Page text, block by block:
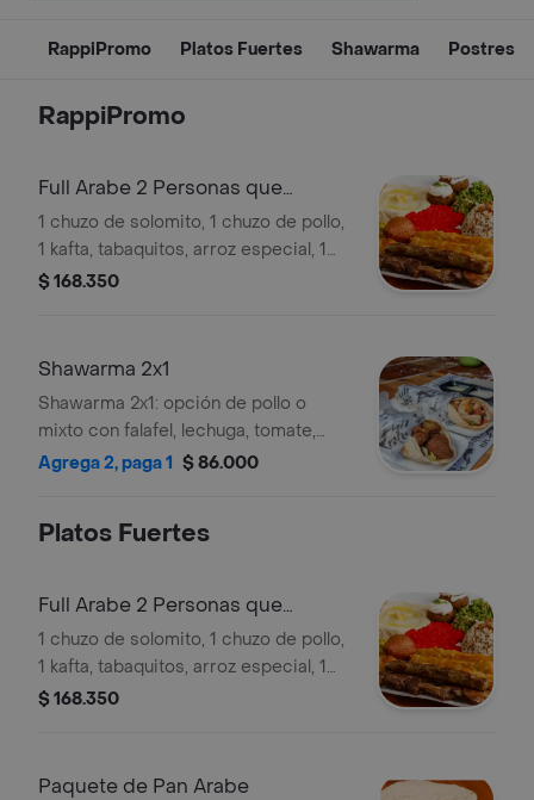
RappiPromo Platos Fuertes Shawarma Postres
RappiPromo
Full Arabe 2 Personas que
Contiene:
1 chuzo de solomito, 1 chuzo de pollo,
1 kafta, tabaquitos, arroz especial, 1
kibbe, 2 falafel, ensalada tabule, salsas
$ 168.350
Shawarma 2x1
Shawarma 2x1: opción de pollo o
mixto con falafel, lechuga, tomate,
perejil, cebolla o tabule. Incluye salsas
Agrega 2, paga 1 $ 86.000
Platos Fuertes
Full Arabe 2 Personas que
Contiene:
1 chuzo de solomito, 1 chuzo de pollo,
1 kafta, tabaquitos, arroz especial, 1
kibbe, 2 falafel, ensalada tabule, salsas
$ 168.350
Paquete de Pan Arabe